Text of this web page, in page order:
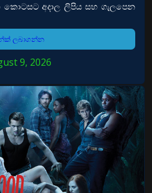
කොටසට අදාල ලිපිය සහ ගැලපෙන
ලබාගන්න
9, 2026